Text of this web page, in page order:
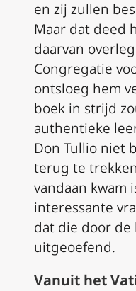
en zij zullen
Maar dat deed
daarvan
Congregatie
ontsloeg hem
boek in strijd
authentieke
Don Tullio niet
terug te
vandaan kwam
interessante
dat die door de
uitgeoefend.
Vanuit het